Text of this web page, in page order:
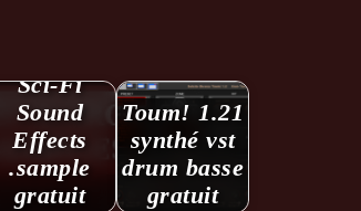
Sci-Fi
Sound
Effects
.sample
gratuit
Toum! 1.21
synthé vst
drum basse
gratuit